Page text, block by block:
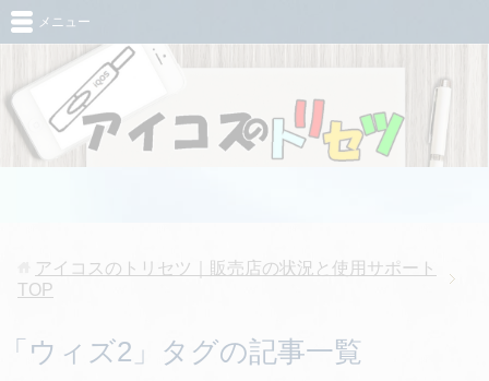
メニュー
アイコスのトリセツ｜販売店の状況と使用サポート
TOP
「ウィズ2」タグの記事一覧